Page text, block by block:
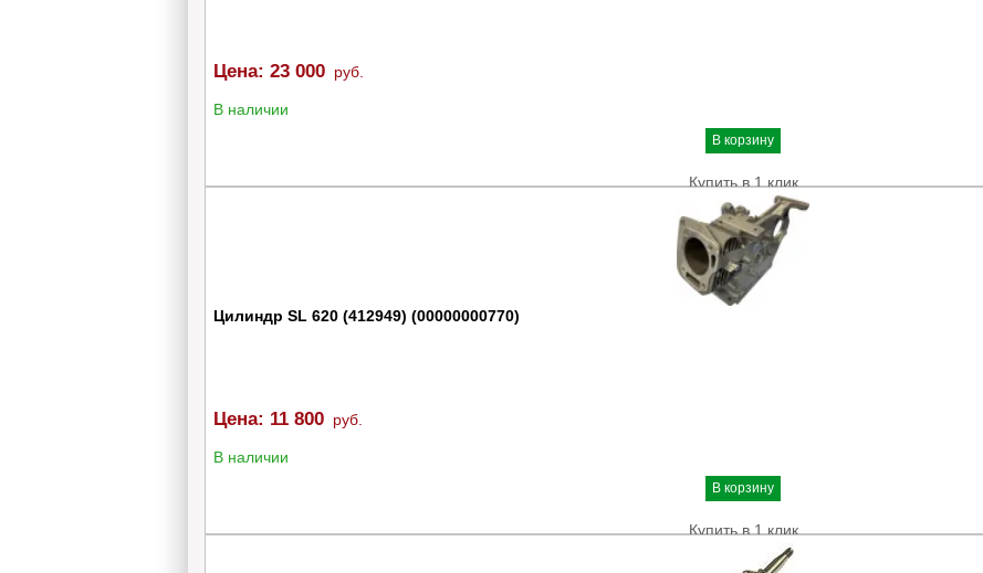
Цена: 23 000 руб.
В наличии
В корзину
Купить в 1 клик
Цилиндр SL 620 (412949) (00000000770)
Цена: 11 800 руб.
В наличии
В корзину
Купить в 1 клик